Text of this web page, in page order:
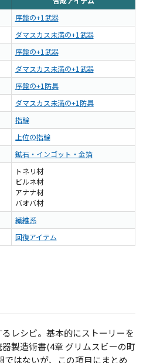
序盤の+1武器
ダマスカス未満の+1武器
序盤の+1武器
ダマスカス未満の+1武器
序盤の+1防具
ダマスカス未満の+1防具
指輪
上位の指輪
鉱石・インゴット・金箔
トネリ材
ビルネ材
アナナ材
バオバ材
繊維系
回復アイテム
レシピ。基本的にストーリーを
製造術書(4章 グリムスビーの町
ではないが、この項目にまとめ